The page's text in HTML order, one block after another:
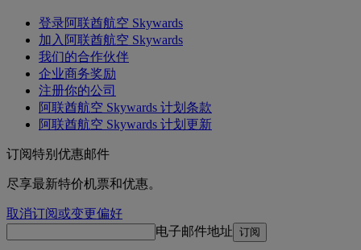
登录阿联酋航空 Skywards
加入阿联酋航空 Skywards
我们的合作伙伴
企业商务奖励
注册你的公司
阿联酋航空 Skywards 计划条款
阿联酋航空 Skywards 计划更新
订阅特别优惠邮件
尽享最新特价机票和优惠。
取消订阅或变更偏好
电子邮件地址 订阅